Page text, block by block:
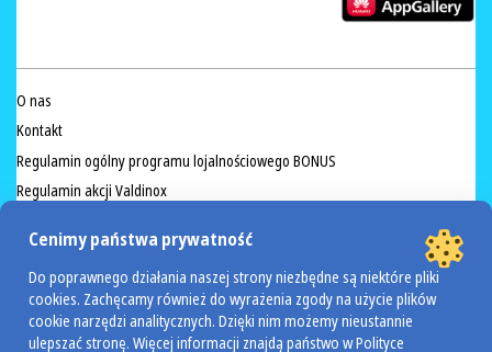
O nas
Kontakt
Regulamin ogólny programu lojalnościowego BONUS
Regulamin akcji Valdinox
POWERED BY
Cenimy państwa prywatność
Do poprawnego działania naszej strony niezbędne są niektóre pliki
cookies. Zachęcamy również do wyrażenia zgody na użycie plików
cookie narzędzi analitycznych. Dzięki nim możemy nieustannie
ulepszać stronę. Więcej informacji znajdą państwo w Polityce